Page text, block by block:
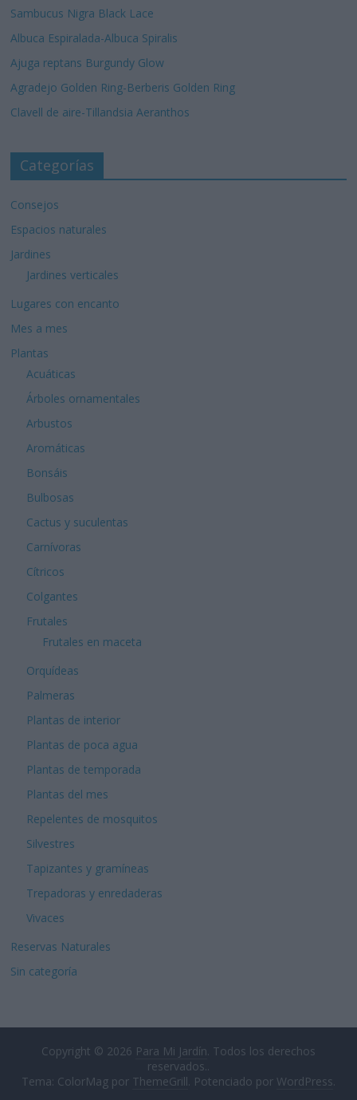
Sambucus Nigra Black Lace
Albuca Espiralada-Albuca Spiralis
Ajuga reptans Burgundy Glow
Agradejo Golden Ring-Berberis Golden Ring
Clavell de aire-Tillandsia Aeranthos
Categorías
Consejos
Espacios naturales
Jardines
Jardines verticales
Lugares con encanto
Mes a mes
Plantas
Acuáticas
Árboles ornamentales
Arbustos
Aromáticas
Bonsáis
Bulbosas
Cactus y suculentas
Carnívoras
Cítricos
Colgantes
Frutales
Frutales en maceta
Orquídeas
Palmeras
Plantas de interior
Plantas de poca agua
Plantas de temporada
Plantas del mes
Repelentes de mosquitos
Silvestres
Tapizantes y gramíneas
Trepadoras y enredaderas
Vivaces
Reservas Naturales
Sin categoría
Copyright © 2026 Para Mi Jardín . Todos los derechos
reservados..
Tema: ColorMag por ThemeGrill . Potenciado por WordPress